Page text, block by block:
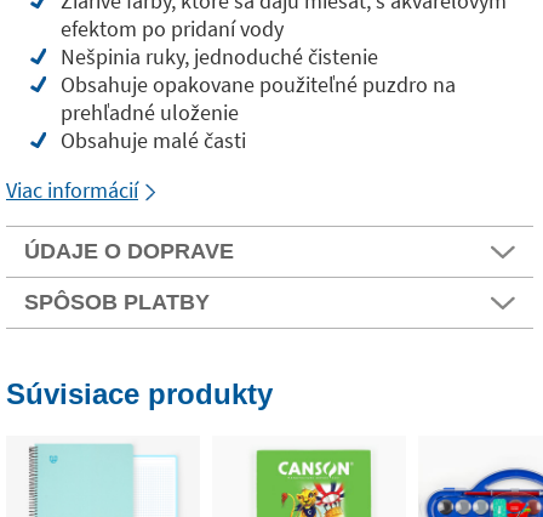
efektom po pridaní vody
Nešpinia ruky, jednoduché čistenie
Obsahuje opakovane použiteľné puzdro na
prehľadné uloženie
Obsahuje malé časti
Viac informácií
ÚDAJE O DOPRAVE
SPÔSOB PLATBY
Súvisiace produkty